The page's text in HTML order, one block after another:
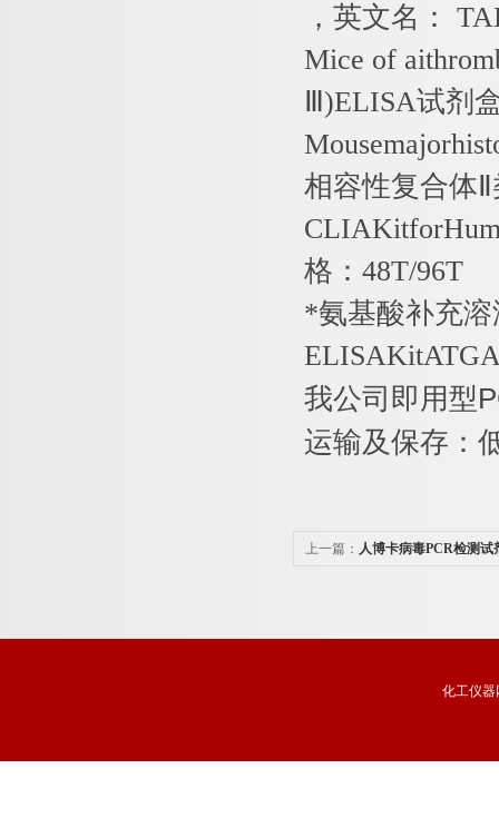
，英文名：
Mice of
)ELISA试剂
相容性复合体Ⅱ
格： 48T/96T
*氨基酸补充溶
我公司即用型
运输及保存：
上一篇： 人博卡病毒PCR检测试
化工仪器